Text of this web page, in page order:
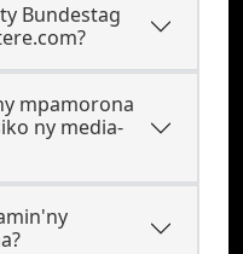
Bundestag
mpamorona
ny media-